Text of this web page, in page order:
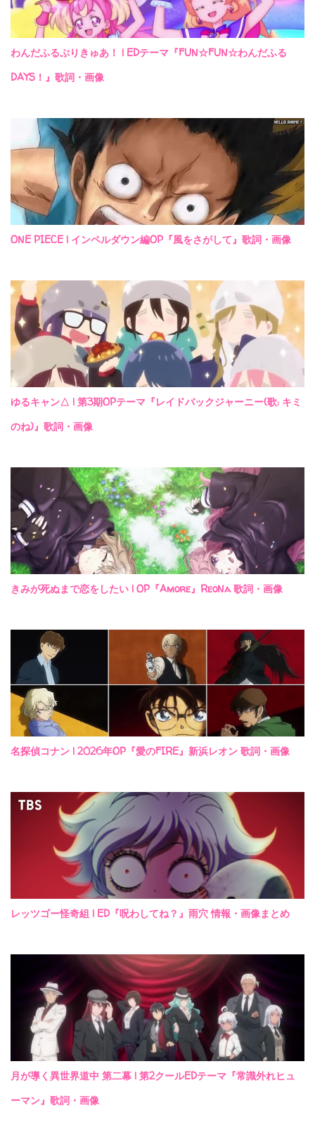
わんだふるぷりきゅあ！ | EDテーマ『FUN☆FUN☆わんだふる
DAYS！』歌詞・画像
ONE PIECE | インペルダウン編OP『風をさがして』歌詞・画像
ゆるキャン△ | 第3期OPテーマ『レイドバックジャーニー(歌: キミ
のね)』歌詞・画像
きみが死ぬまで恋をしたい | OP『Amore』ReoNa 歌詞・画像
名探偵コナン | 2026年OP『愛のFIRE』新浜レオン 歌詞・画像
レッツゴー怪奇組 | ED『呪わしてね？』雨穴 情報・画像まとめ
月が導く異世界道中 第二幕 | 第2クールEDテーマ『常識外れヒュ
ーマン』歌詞・画像